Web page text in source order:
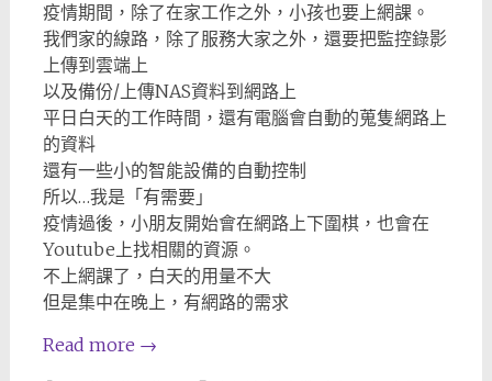
疫情期間，除了在家工作之外，小孩也要上網課。
我們家的線路，除了服務大家之外，還要把監控錄影
上傳到雲端上
以及備份/上傳NAS資料到網路上
平日白天的工作時間，還有電腦會自動的蒐隻網路上
的資料
還有一些小的智能設備的自動控制
所以…我是「有需要」
疫情過後，小朋友開始會在網路上下圍棋，也會在
Youtube上找相關的資源。
不上網課了，白天的用量不大
但是集中在晚上，有網路的需求
Read more →